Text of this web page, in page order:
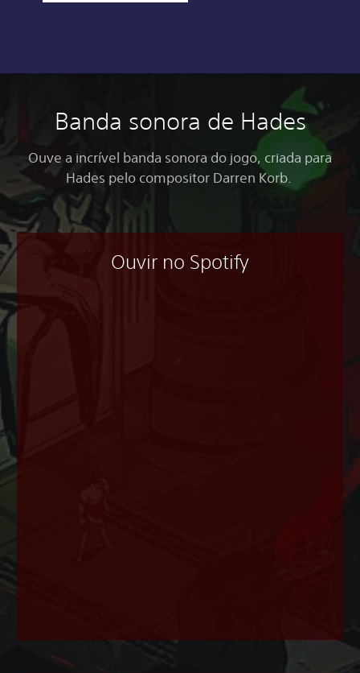
Banda sonora de Hades
Ouve a incrível banda sonora do jogo, criada para
Hades pelo compositor Darren Korb.
Ouvir no Spotify